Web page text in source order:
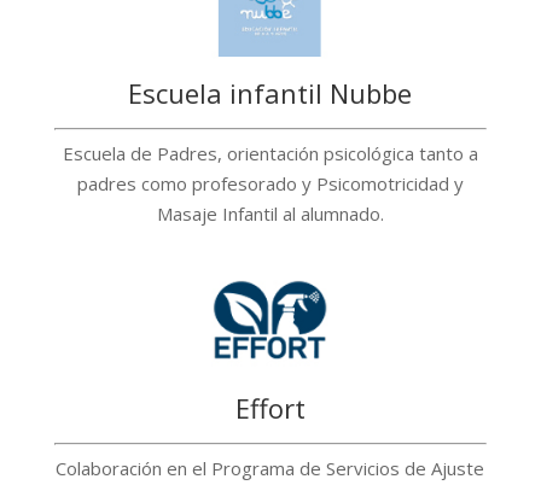
Escuela infantil Nubbe
Escuela de Padres, orientación psicológica tanto a
padres como profesorado y Psicomotricidad y
Masaje Infantil al alumnado.
Effort
Colaboración en el Programa de Servicios de Ajuste